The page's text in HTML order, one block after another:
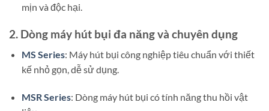
mịn và độc hại.
2. Dòng máy hút bụi đa năng và chuyên dụng
MS Series: Máy hút bụi công nghiệp tiêu chuẩn với thiết
kế nhỏ gọn, dễ sử dụng.
MSR Series: Dòng máy hút bụi có tính năng thu hồi vật